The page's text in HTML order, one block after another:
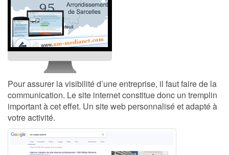
Pour assurer la visibilité d’une entreprise, il faut faire de la
communication. Le site internet constitue donc un tremplin
important à cet effet. Un site web personnalisé et adapté à
votre activité.